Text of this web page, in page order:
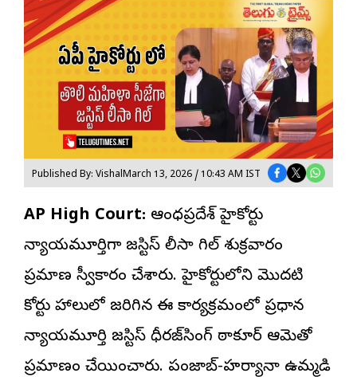
Published By: VishalMarch 13, 2026 / 10:43 AM IST
AP High Court: ఆంధ్రప్రదేశ్ హైకోర్టు
న్యాయమూర్తిగా జస్టిస్ లీసా గిల్ శుక్రవారం
ప్రమాణ స్వీకారం చేశారు. హైకోర్టులోని మొదటి
కోర్టు హాలులో జరిగిన ఈ కార్యక్రమంలో ప్రధాన
న్యాయమూర్తి జస్టిస్ ధీరజ్‌సింగ్ ఠాకూర్ ఆమెతో
ప్రమాణం చేయించారు. పంజాబ్-హర్యానా ఉమ్మడి